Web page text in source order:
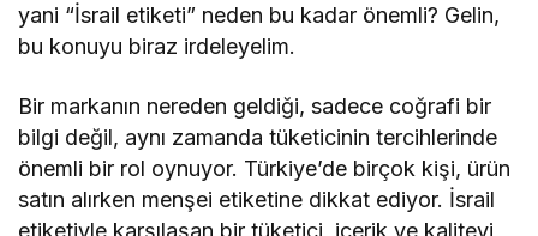
yani “İsrail etiketi” neden bu kadar önemli? Gelin,
bu konuyu biraz irdeleyelim.
Bir markanın nereden geldiği, sadece coğrafi bir
bilgi değil, aynı zamanda tüketicinin tercihlerinde
önemli bir rol oynuyor. Türkiye’de birçok kişi, ürün
satın alırken menşei etiketine dikkat ediyor. İsrail
etiketiyle karşılaşan bir tüketici, içerik ve kaliteyi